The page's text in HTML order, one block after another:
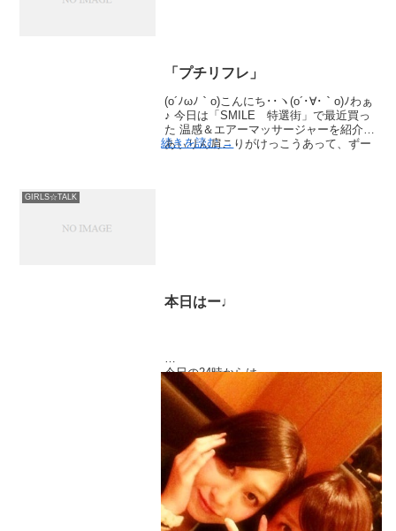
「プチリフレ」
(o´ﾉωﾉ｀o)こんにち･･ヽ(o´･∀･｀o)ﾉわぁ
♪ 今日は「SMILE 特選街」で最近買っ
た 温感＆エアーマッサージャーを紹介♪
あぃりん肩こりがけっこうあって、ずー
続きを読む →
GIRLS☆TALK
本日はー♩
今日の24時からは
世界さまぁ～リゾート┏( ∵)┛♡
今回のゲストは、
日村さんです(´｡･ω･｡`)♪*。
そして今日は、大浦育子ちゃんとご飯で
ーと。